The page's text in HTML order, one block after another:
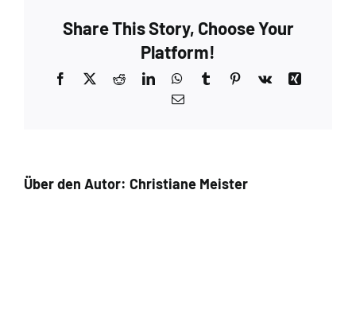
Share This Story, Choose Your
Platform!
Facebook Reddit LinkedInWhatsApp
TumblrPinterest
Vk
E-
Über den Autor: Christiane Meister